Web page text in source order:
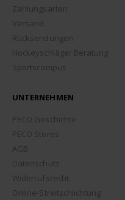
Zahlungsarten
Versand
Rücksendungen
Hockeyschläger Beratung
Sportscampus
UNTERNEHMEN
PECO Geschichte
PECO Stores
AGB
Datenschutz
Widerrufsrecht
Online-Streitschlichtung